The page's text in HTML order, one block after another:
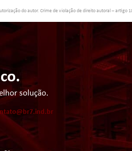
do autor. Crime de violação de direito autoral – artigo
solução.